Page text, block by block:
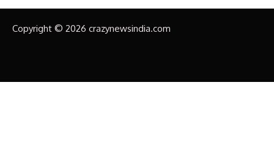
Copyright © 2026 crazynewsindia.com